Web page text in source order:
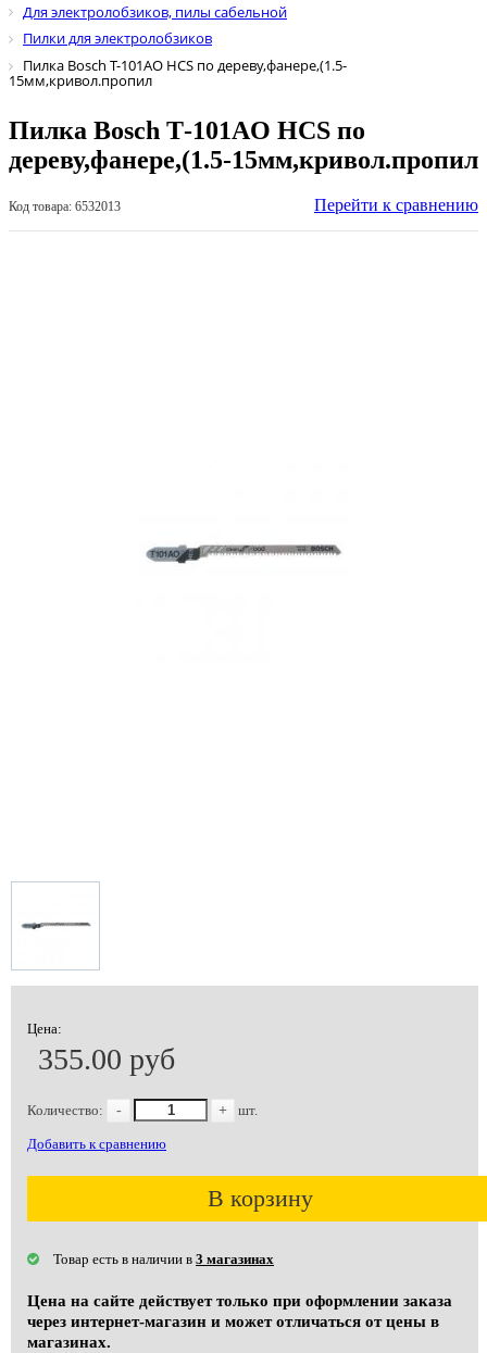
Для электролобзиков, пилы сабельной
Пилки для электролобзиков
Пилка Bosch Т-101AО HCS по дереву,фанере,(1.5-
15мм,кривол.пропил
Пилка Bosch Т-101AО HCS по
дереву,фанере,(1.5-15мм,кривол.пропил
Код товара: 6532013 Перейти к сравнению
Цена:
355.00 руб
Количество: - + шт.
Добавить к сравнению
В корзину
Товар есть в наличии в 3 магазинах
Цена на сайте действует только при оформлении заказа
через интернет-магазин и может отличаться от цены в
магазинах.